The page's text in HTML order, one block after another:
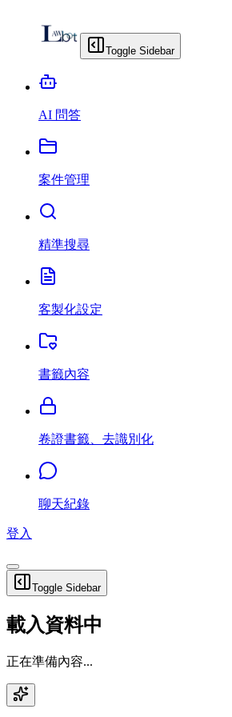
Toggle Sidebar
AI 問答
案件管理
精準搜尋
客製化設定
書籤內容
卷證書籤、去識別化
聊天紀錄
登入
Toggle Sidebar
載入資料中
正在準備內容...